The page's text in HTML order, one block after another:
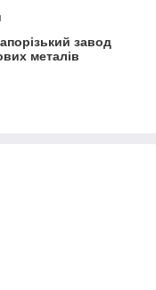
завод
металів